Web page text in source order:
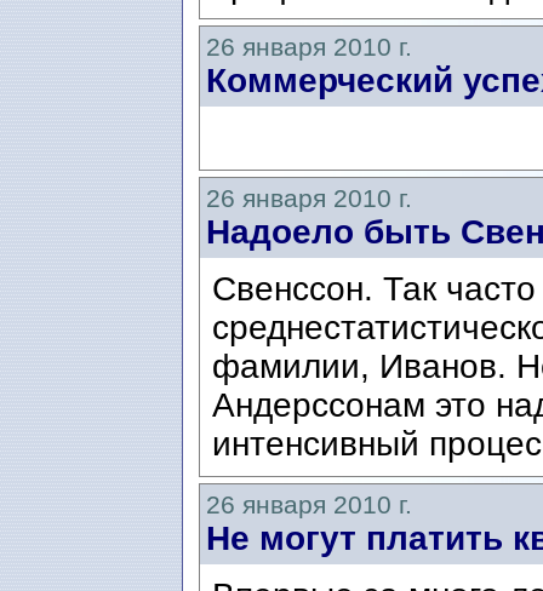
26 января 2010 г.
Коммерческий
26 января 2010 г.
Надоело быть
Свенссон. Так
фамилии, Иванов.
Андерссонам это
интенсивный
26 января 2010 г.
Не могут платить